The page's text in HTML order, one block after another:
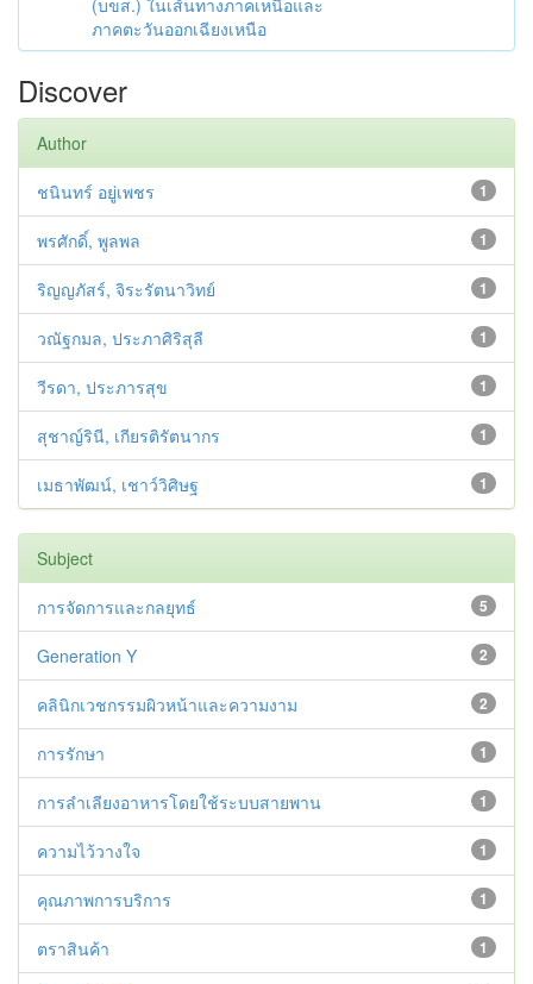
(บขส.) ในเส้นทางภาคเหนือและ
ภาคตะวันออกเฉียงเหนือ
Discover
Author
1
ชนินทร์ อยู่เพชร
1
พรศักดิ์, พูลพล
1
ริญญภัสร์, จิระรัตนาวิทย์
1
วณัฐกมล, ประภาศิริสุลี
1
วีรดา, ประภารสุข
1
สุชาญ์รินี, เกียรติรัตนากร
1
เมธาพัฒน์, เชาว์วิศิษฐ
Subject
5
การจัดการและกลยุทธ์
2
Generation Y
2
คลินิกเวชกรรมผิวหน้าและความงาม
1
การรักษา
1
การลำเลียงอาหารโดยใช้ระบบสายพาน
1
ความไว้วางใจ
1
คุณภาพการบริการ
1
ตราสินค้า